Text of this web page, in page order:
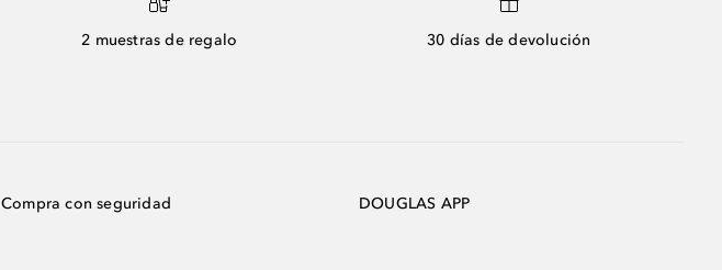
2 muestras de regalo 30 días de devolución
Compra con seguridad DOUGLAS APP